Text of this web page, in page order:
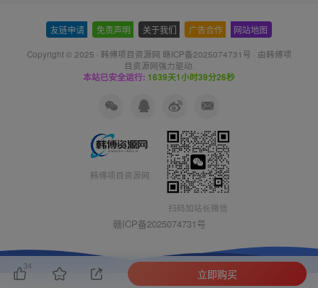
友链申请 免责声明 关于我们 广告合作 网站地图
Copyright © 2025 · 韩傅项目资源网 赣ICP备2025074731号 · 由韩傅项
目资源网强力驱动.
本站已安全运行: 1639天1小时39分26秒
韩傅项目资源网
扫码加站长微信
赣ICP备2025074731号
34
立即购买